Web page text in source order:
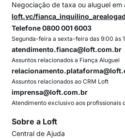
Negociação de taxa ou aluguel em
loft.vc/
Telefone 0800 001 6003
Segunda-feira a sexta-feira das 9:00 às
atendimento.fianca@loft.com.br
Assuntos relacionados a Fiança Aluguel
Assuntos relacionados ao CRM Loft
imprensa@loft.com.br
Atendimento exclusivo aos profissionais
Sobre a Loft
Central de Ajuda